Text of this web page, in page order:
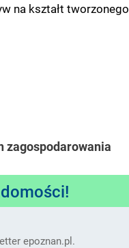
na kształt tworzonego
zagospodarowania
epoznan.pl.